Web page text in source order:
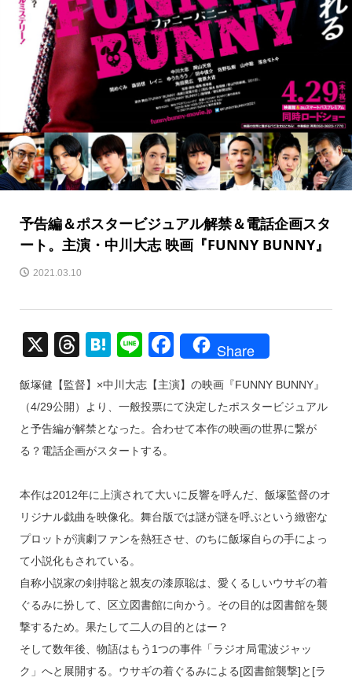
予告編＆ポスタービジュアル解禁＆電話企画スタ
ート。主演・中川大志 映画『FUNNY BUNNY』
2021.03.10
X
T
e
a
d
H
e
n
a
Li
e
F
c
e
o
k
Share
飯塚健【監督】×中川大志【主演】の映画『FUNNY BUNNY』
（4/29公開）より、一般投票にて決定したポスタービジュアル
と予告編が解禁となった。合わせて本作の映画の世界に繋が
る？電話企画がスタートする。
本作は2012年に上演されて大いに反響を呼んだ、飯塚監督のオ
リジナル戯曲を映像化。舞台版では謎が謎を呼ぶという緻密な
プロットが演劇ファンを熱狂させ、のちに飯塚自らの手によっ
て小説化もされている。
自称小説家の剣持聡と親友の漆原聡は、愛くるしいウサギの着
ぐるみに扮して、区立図書館に向かう。その目的は図書館を襲
撃するため。果たして二人の目的とはー？
そして数年後、物語はもう1つの事件「ラジオ局電波ジャッ
ク」へと展開する。ウサギの着ぐるみによる[図書館襲撃]と[ラ